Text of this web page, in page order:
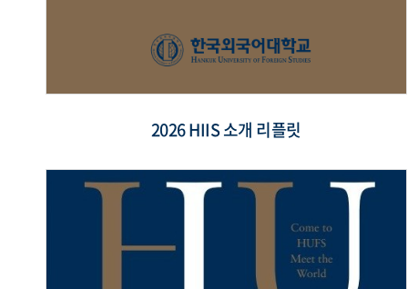
2026 HIIS 소개 리플릿